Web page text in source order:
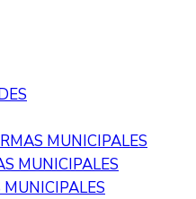
MUNICIPALES
MUNICIPALES